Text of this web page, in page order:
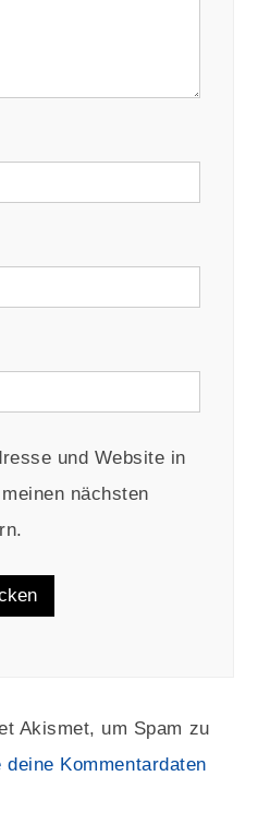
und Website in
nächsten
Akismet, um Spam zu
deine Kommentardaten